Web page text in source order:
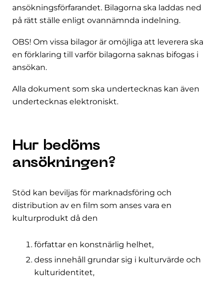
ansökningsförfarandet. Bilagorna ska laddas ned
på rätt ställe enligt ovannämnda indelning.
OBS! Om vissa bilagor är omöjliga att leverera ska
en förklaring till varför bilagorna saknas bifogas i
ansökan.
Alla dokument som ska undertecknas kan även
undertecknas elektroniskt.
Hur bedöms
ansökningen?
Stöd kan beviljas för marknadsföring och
distribution av en film som anses vara en
kulturprodukt då den
författar en konstnärlig helhet,
dess innehåll grundar sig i kulturvärde och
kulturidentitet,